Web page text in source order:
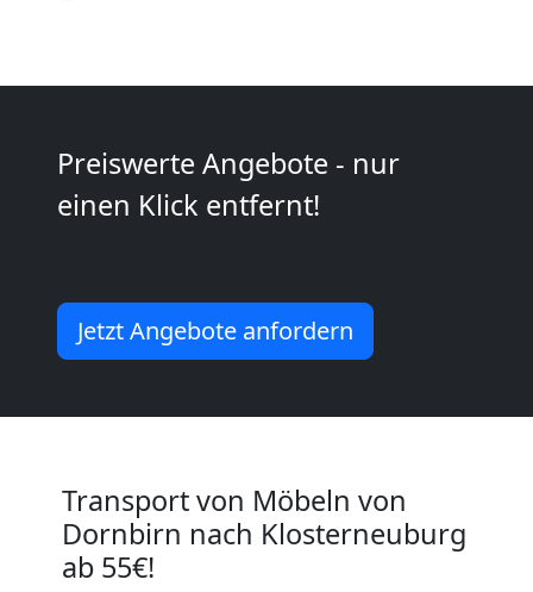
Preiswerte Angebote - nur
einen Klick entfernt!
Jetzt Angebote anfordern
Transport von Möbeln von
Dornbirn nach Klosterneuburg
ab 55€!
Kunsttransport
Umzug
Dornbirn
Mann